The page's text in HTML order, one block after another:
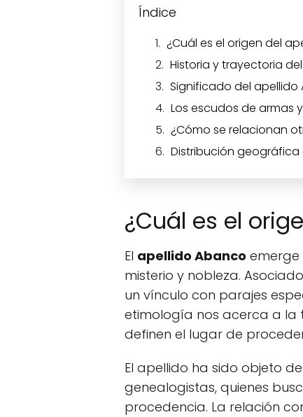
Índice
¿Cuál es el origen del
Historia y trayectoria
Significado del
Los escudos de armas
¿Cómo se relacionan
Distribución
¿Cuál es el
El apellido Abanco emerge
misterio y nobleza.
un vínculo con parajes
etimología nos acerca a la
definen el lugar de
El apellido ha sido objeto
genealogistas, quienes
procedencia. La relación